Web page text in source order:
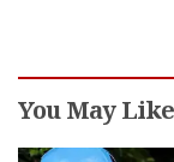
You May Like